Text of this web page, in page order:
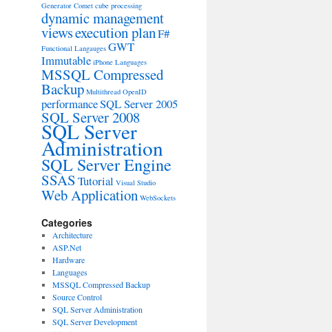
Generator Comet cube processing
dynamic management
viewsexecution planF#
Functional Langauges GWT
Immutable iPhone Languages
MSSQL Compressed
Backup Multithread OpenID
performanceSQL Server 2005
SQL Server 2008
SQL Server
Administration
SQL Server Engine
SSASTutorial Visual Studio
Web Application WebSockets
Categories
Architecture
ASP.Net
Hardware
Languages
MSSQL Compressed Backup
Source Control
SQL Server Administration
SQL Server Development